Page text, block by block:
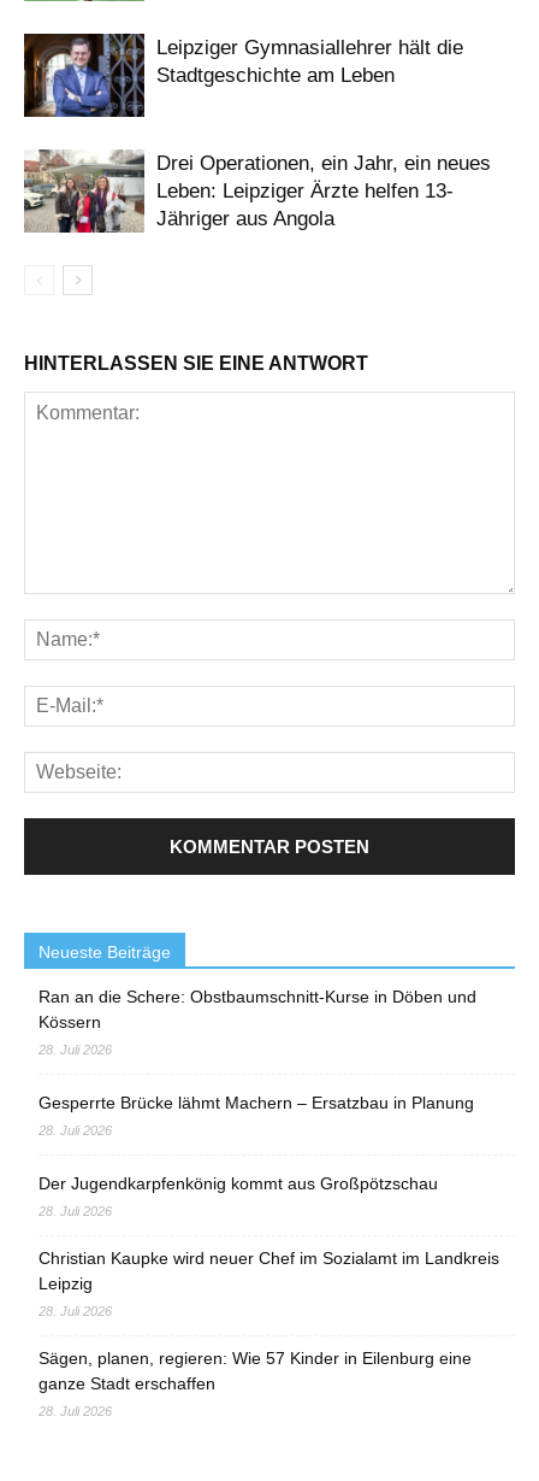
Leipziger Gymnasiallehrer hält die
Stadtgeschichte am Leben
Drei Operationen, ein Jahr, ein neues
Leben: Leipziger Ärzte helfen 13-
Jähriger aus Angola
HINTERLASSEN SIE EINE ANTWORT
Neueste Beiträge
Ran an die Schere: Obstbaumschnitt-Kurse in Döben und
Kössern
28. Juli 2026
Gesperrte Brücke lähmt Machern – Ersatzbau in Planung
28. Juli 2026
Der Jugendkarpfenkönig kommt aus Großpötzschau
28. Juli 2026
Christian Kaupke wird neuer Chef im Sozialamt im Landkreis
Leipzig
28. Juli 2026
Sägen, planen, regieren: Wie 57 Kinder in Eilenburg eine
ganze Stadt erschaffen
28. Juli 2026